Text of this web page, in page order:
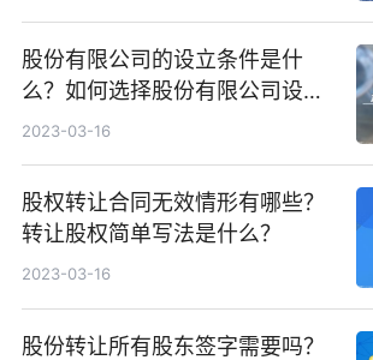
股份有限公司的设立条件是什
么？如何选择股份有限公司设立
方式？
2023-03-16
股权转让合同无效情形有哪些？
转让股权简单写法是什么？
2023-03-16
股份转让所有股东签字需要吗？